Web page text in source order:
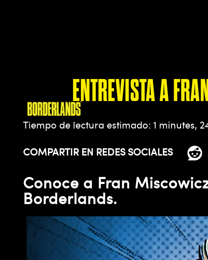
ENTREVISTA A
Tiempo de lectura estimado 1 minutes,
COMPARTIR EN REDES SOCIALES
Conoce a Fran
Borderlands.